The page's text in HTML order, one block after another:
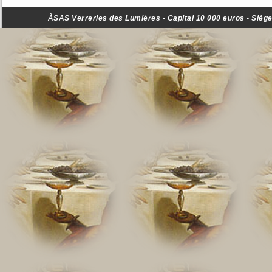
ÀSAS Verreries des Lumières - Capital 10 000 euros -